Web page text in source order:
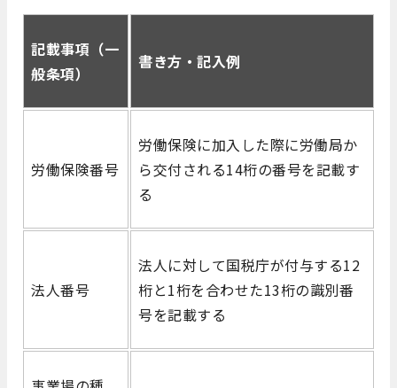
記載事項（一
般条項）
書き方・記入例
労働保険番号
労働保険に加入した際に労働局か
ら交付される14桁の番号を記載す
る
法人番号
法人に対して国税庁が付与する12
桁と1桁を合わせた13桁の識別番
号を記載する